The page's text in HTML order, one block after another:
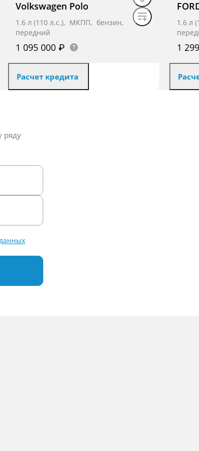
Volkswagen Polo
1.6 л (110 л.с.), МКПП, бензин,
передний
1 095 000 ₽
Расчет кредита
1.6 л
1
ряду